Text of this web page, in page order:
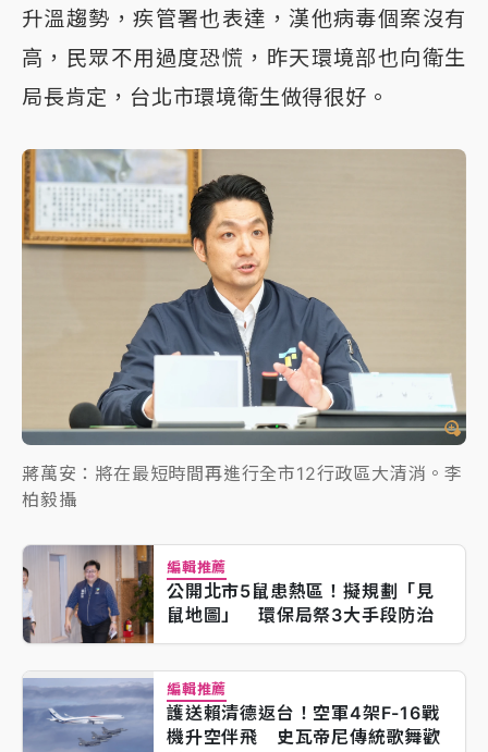
升溫趨勢，疾管署也表達，漢他病毒個案沒有
高，民眾不用過度恐慌，昨天環境部也向衛生
局長肯定，台北市環境衛生做得很好。
蔣萬安：將在最短時間再進行全市12行政區大清消。李
柏毅攝
編輯推薦
公開北市5鼠患熱區！擬規劃「見
鼠地圖」 環保局祭3大手段防治
編輯推薦
護送賴清德返台！空軍4架F-16戰
機升空伴飛 史瓦帝尼傳統歌舞歡